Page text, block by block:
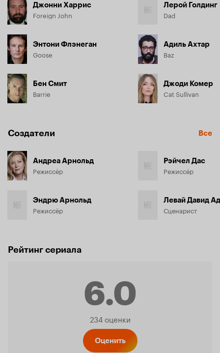
Джонни Харрис
Foreign John
Энтони Флэнеган
Goose
Бен Смит
Barrie
Лерой Голдинг
Dad
Адиль Ахтар
Baz
Джоди Комер
Cat Sullivan
Создатели Все
Андреа Арнольд
Режиссёр
Эндрю Арнольд
Режиссёр
Рэйчел Дас
Режиссёр
Левай Давид
Сценарист
Рейтинг сериала
6.0
Рейтинг
234 оценки
Оценить